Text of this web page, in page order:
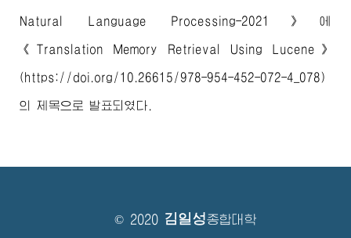
Natural Language Processing-2021》에
《Translation Memory Retrieval Using Lucene》
(https://doi.org/10.26615/978-954-452-072-4_078)
의 제목으로 발표되였다.
© 2020 김일성종합대학